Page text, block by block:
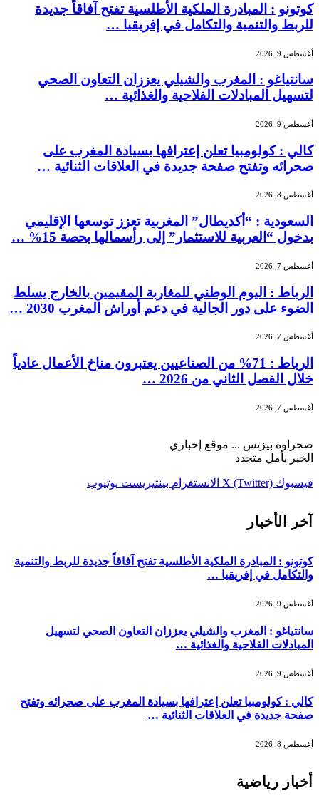
كوتونو : المبادرة الملكية الأطلسية تفتح آفاقاً جديدة
للربط والتنمية والتكامل في إفريقيا …
أغسطس 9, 2026
سانتياغو : المغرب والشيلي يعززان التعاون الصحي
لتسهيل المبادلات الفلاحية والغذائية …
أغسطس 9, 2026
كالي : كولومبيا تعلن إعترافها بسيادة المغرب على
صحرائه وتفتح صفحة جديدة في العلاقات الثنائية …
أغسطس 8, 2026
السعودية : “أكديطال” المغربية تعزز توسعها الإقليمي
بدخول “العربية للاستثمار” إلى رأسمالها بحصة 15% …
أغسطس 7, 2026
الرباط : اليوم الوطني للمغاربة المقيمين بالخارج يسلط
الضوء على دور الجالية في دعم أوراش المغرب 2030 …
أغسطس 7, 2026
الرباط : 71% من الصناعيين يعتبرون مناخ الأعمال عادياً
خلال الفصل الثاني من 2026 …
أغسطس 7, 2026
صحراوة بيزنس ... موقع إخباري
الخبر بأمل متجدد
فيسبوك X (Twitter) الانستغرام بينتيريست يوتيوب
آخر الأخبار
كوتونو : المبادرة الملكية الأطلسية تفتح آفاقاً جديدة للربط والتنمية
والتكامل في إفريقيا …
أغسطس 9, 2026
سانتياغو : المغرب والشيلي يعززان التعاون الصحي لتسهيل
المبادلات الفلاحية والغذائية …
أغسطس 9, 2026
كالي : كولومبيا تعلن إعترافها بسيادة المغرب على صحرائه وتفتح
صفحة جديدة في العلاقات الثنائية …
أغسطس 8, 2026
أخبار رياضية